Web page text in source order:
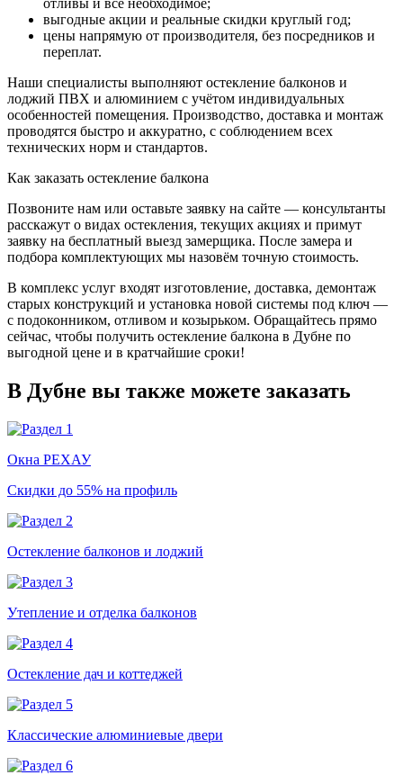
отливы и всё необходимое;
выгодные акции и реальные скидки круглый год;
цены напрямую от производителя, без посредников и
переплат.
Наши специалисты выполняют остекление балконов и
лоджий ПВХ и алюминием с учётом индивидуальных
особенностей помещения. Производство, доставка и монтаж
проводятся быстро и аккуратно, с соблюдением всех
технических норм и стандартов.
Как заказать остекление балкона
Позвоните нам или оставьте заявку на сайте — консультанты
расскажут о видах остекления, текущих акциях и примут
заявку на бесплатный выезд замерщика. После замера и
подбора комплектующих мы назовём точную стоимость.
В комплекс услуг входят изготовление, доставка, демонтаж
старых конструкций и установка новой системы под ключ —
с подоконником, отливом и козырьком. Обращайтесь прямо
сейчас, чтобы получить остекление балкона в Дубне по
выгодной цене и в кратчайшие сроки!
В Дубне вы также можете заказать
Окна РЕХАУ
Скидки до 55% на профиль
Остекление балконов и лоджий
Утепление и отделка балконов
Остекление дач и коттеджей
Классические алюминиевые двери